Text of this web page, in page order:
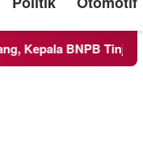
Tinjau Langsung